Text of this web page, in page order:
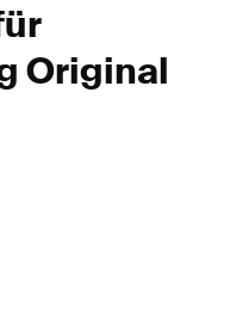
Original